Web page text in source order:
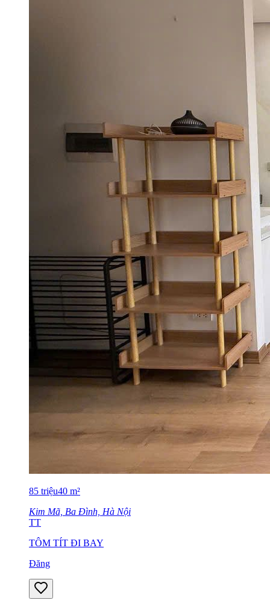
85 triệu40 m²
Kim Mã, Ba Đình, Hà Nội
TT
TÔM TÍT ĐI BAY
Đăng